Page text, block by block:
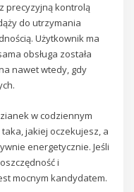
precyzyjną kontrolą
do utrzymania
Użytkownik ma
obsługa została
nawet wtedy, gdy
w codziennym
jakiej oczekujesz, a
energetycznie. Jeśli
i
mocnym kandydatem.